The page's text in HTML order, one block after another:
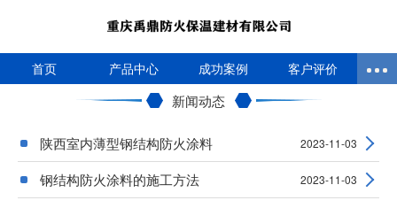
首页 产品中心 成功案例 客户评价
新闻动态
陕西室内薄型钢结构防火涂料 2023-11-03
钢结构防火涂料的施工方法 2023-11-03